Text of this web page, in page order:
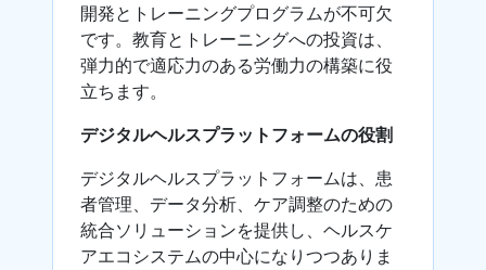
開発とトレーニングプログラムが不可欠
です。教育とトレーニングへの投資は、
弾力的で適応力のある労働力の構築に役
立ちます。
デジタルヘルスプラットフォームの役割
デジタルヘルスプラットフォームは、患
者管理、データ分析、ケア調整のための
統合ソリューションを提供し、ヘルスケ
アエコシステムの中心になりつつありま